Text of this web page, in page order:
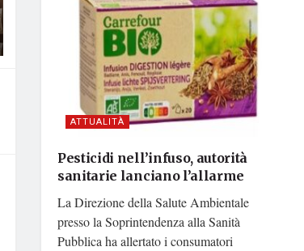
ATTUALITÀ
Pesticidi nell’infuso, autorità
sanitarie lanciano l’allarme
La Direzione della Salute Ambientale
presso la Soprintendenza alla Sanità
Pubblica ha allertato i consumatori